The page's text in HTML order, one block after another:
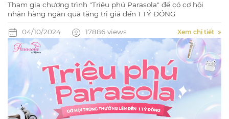
Tham gia chương trình "Triệu phú Parasola" để có cơ hội
nhận hàng ngàn quà tặng trị giá đến 1 TỶ ĐỒNG
04/10/2024 17886 views Xem chi tiết